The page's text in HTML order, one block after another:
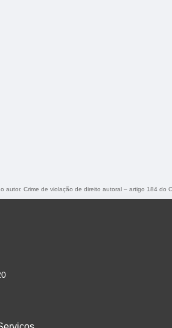
autor. Crime de violação de direito autoral – artigo 184 do